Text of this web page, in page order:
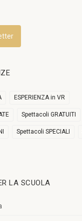
ESPERIENZA in VR
Spettacoli GRATUITI
Spettacoli SPECIALI
LA SCUOLA